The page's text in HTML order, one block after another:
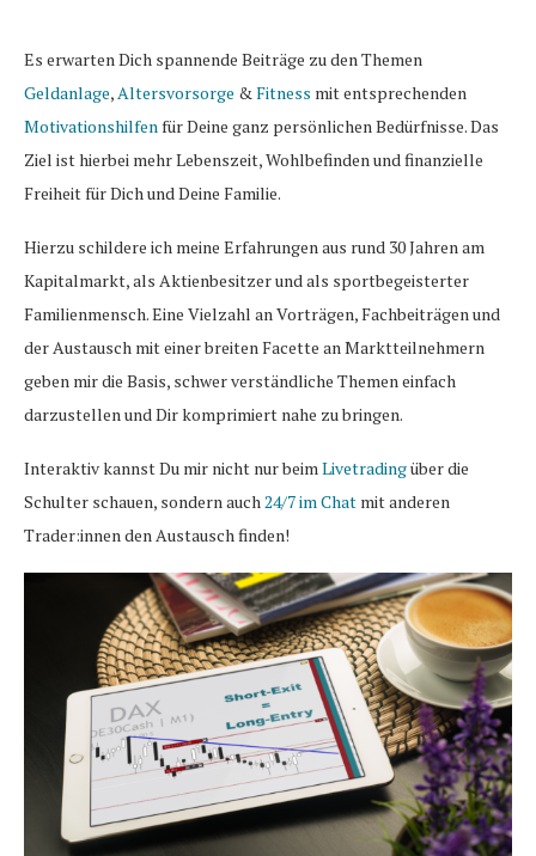
Es erwarten Dich spannende Beiträge zu den Themen
Geldanlage, Altersvorsorge & Fitness mit entsprechenden
Motivationshilfen für Deine ganz persönlichen Bedürfnisse. Das
Ziel ist hierbei mehr Lebenszeit, Wohlbefinden und finanzielle
Freiheit für Dich und Deine Familie.
Hierzu schildere ich meine Erfahrungen aus rund 30 Jahren am
Kapitalmarkt, als Aktienbesitzer und als sportbegeisterter
Familienmensch. Eine Vielzahl an Vorträgen, Fachbeiträgen und
der Austausch mit einer breiten Facette an Marktteilnehmern
geben mir die Basis, schwer verständliche Themen einfach
darzustellen und Dir komprimiert nahe zu bringen.
Interaktiv kannst Du mir nicht nur beim Livetradingüber die
Schulter schauen, sondern auch 24/7 im Chat mit anderen
Trader:innen den Austausch finden!